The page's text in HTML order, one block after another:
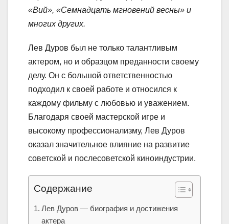
«Вий», «Семнадцать мгновений весны» и
многих других.
Лев Дуров был не только талантливым
актером, но и образцом преданности своему
делу. Он с большой ответственностью
подходил к своей работе и относился к
каждому фильму с любовью и уважением.
Благодаря своей мастерской игре и
высокому профессионализму, Лев Дуров
оказал значительное влияние на развитие
советской и послесоветской киноиндустрии.
Содержание
Лев Дуров — биография и достижения
актера